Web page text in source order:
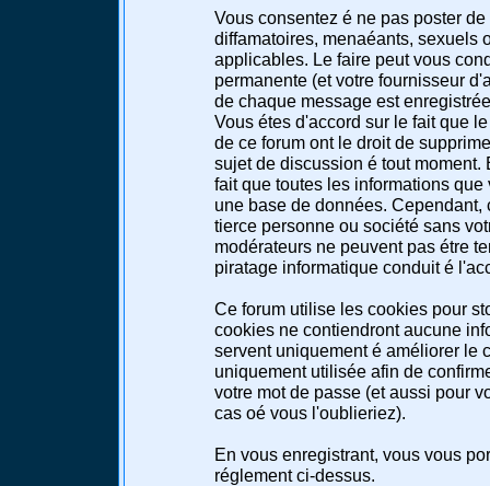
Vous consentez é ne pas poster
diffamatoires, menaéants, sexuels
applicables. Le faire peut vous
permanente (et votre fournisseur
de chaque message est
Vous étes d'accord sur le fait que
de ce forum ont le droit de
sujet de discussion é tout
fait que toutes les informations
une base de données.
tierce personne ou société sans
modérateurs ne peuvent pas étre
piratage informatique conduit é
Ce forum utilise les cookies pour
cookies ne contiendront aucune
servent uniquement é améliorer le
uniquement utilisée afin de
votre mot de passe (et aussi pour
cas oé vous l'oublieriez).
En vous enregistrant, vous vous
réglement ci-dessus.